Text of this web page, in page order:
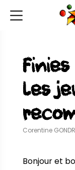
les
Corentine
Bonjour et